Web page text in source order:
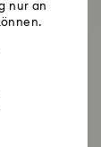
nur an